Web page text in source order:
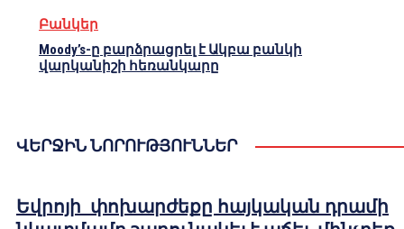
Բանկեր
Moody’s-ը բարձրացրել է Ակբա բանկի
վարկանիշի հեռանկարը
ՎԵՐՋԻՆ ՆՈՐՈՒԹՅՈՒՆՆԵՐ
Եվրոյի փոխարժեքը հայկական դրամի